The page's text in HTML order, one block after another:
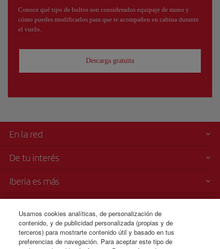
Conoce qué tipo de bultos son considerados equipaje de mano y
cómo puedes modificarlos para que te acompañen en cabina durante
el vuelo.
Descarga gratuita
En la red
De tu interés
Iberia es más
Venta telefónica de billetes
+593 96 427 6671
Usamos cookies analíticas, de personalización de
contenido, y de publicidad personalizada (propias y de
terceros) para mostrarte contenido útil y basado en tus
preferencias de navegación. Para aceptar este tipo de